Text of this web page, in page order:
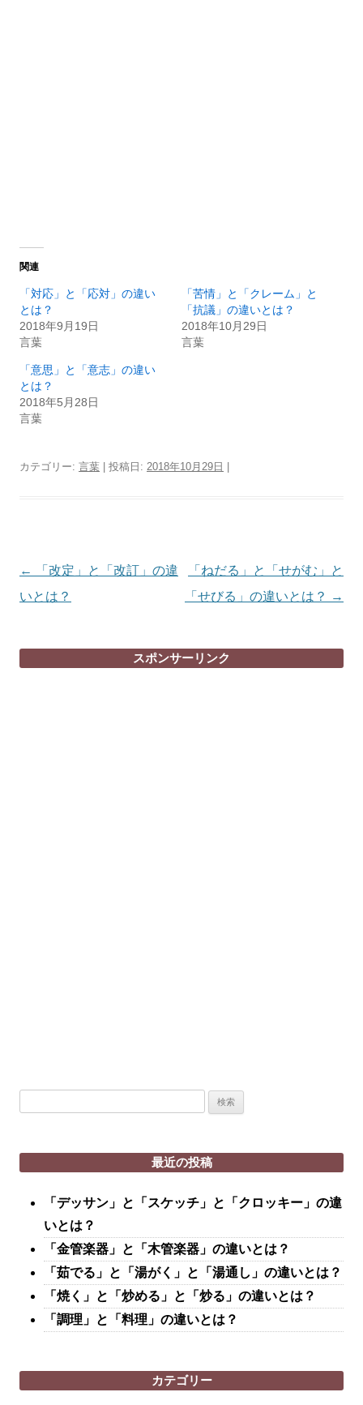
関連
「対応」と「応対」の違い
とは？
2018年9月19日
言葉
「苦情」と「クレーム」と
「抗議」の違いとは？
2018年10月29日
言葉
「意思」と「意志」の違い
とは？
2018年5月28日
言葉
カテゴリー: 言葉 | 投稿日: 2018年10月29日
投
稿
ビ
←
「改定」と「改訂」の違
いとは？
「ねだる」と「せがむ」と
「せびる」の違いとは？
→
スポンサーリンク
最近の投稿
「デッサン」と「スケッチ」と「クロッキー」の違
いとは？
「金管楽器」と「木管楽器」の違いとは？
「茹でる」と「湯がく」と「湯通し」の違いとは？
「焼く」と「炒める」と「炒る」の違いとは？
「調理」と「料理」の違いとは？
カテゴリー